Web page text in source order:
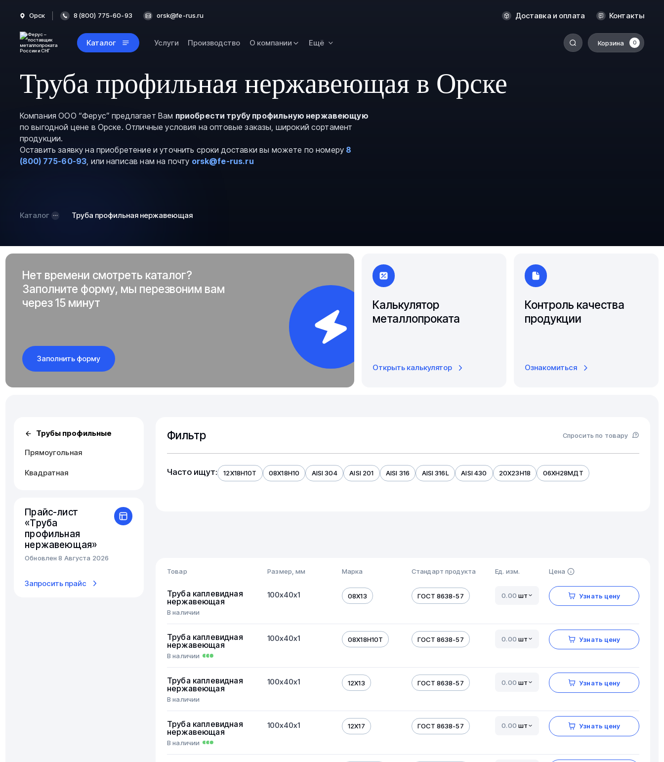
Орск 8 (800) 775-60-93 orsk@fe-rus.ru Доставка и оплата Контакты
Каталог Услуги Производство О компании Ещё Корзина 0
Оренбург
Пермь
Ростов-на-Дону
Рязань
Самара
Труба профильная нержавеющая в Орске
Компания ООО “Ферус” предлагает Вам приобрести трубу профильную нержавеющую
по выгодной цене в Орске. Отличные условия на оптовые заказы, широкий сортамент
продукции.
Оставить заявку на приобретение и уточнить сроки доставки вы можете по номеру 8
(800) 775-60-93, или написав нам на почту orsk@fe-rus.ru
Каталог Труба профильная нержавеющая
Нет времени смотреть каталог?
Заполните форму, мы перезвоним вам
через 15 минут
Заполнить форму
Калькулятор
металлопроката
Открыть калькулятор
Контроль качества
продукции
Ознакомиться
Трубы профильные
Прямоугольная
Квадратная
Прайс-лист
«Труба
профильная
нержавеющая»
Обновлен 8 Августа 2026
Запросить прайс
Фильтр Спросить по товару
Часто ищут: 12Х18Н10Т 08Х18Н10 AISI 304 AISI 201 AISI 316 AISI 316L AISI 430 20Х23Н18 06ХН28МДТ
Товар Размер, мм Марка Стандарт продукта Ед. изм. Цена
Труба каплевидная
нержавеющая
В наличии
100х40х1 08Х13 ГОСТ 8638-57 шт Узнать цену
Труба каплевидная
нержавеющая
В наличии
100х40х1 08Х18Н10Т ГОСТ 8638-57 шт Узнать цену
Труба каплевидная
нержавеющая
В наличии
100х40х1 12Х13 ГОСТ 8638-57 шт Узнать цену
Труба каплевидная
нержавеющая
В наличии
100х40х1 12Х17 ГОСТ 8638-57 шт Узнать цену